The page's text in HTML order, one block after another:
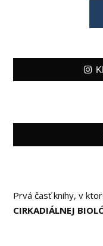
Prvá časť knihy, v
CIRKADIÁLNEJ